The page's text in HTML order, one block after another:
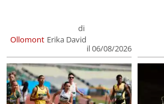
Ollomont
di
Erika David
il 06/08/2026